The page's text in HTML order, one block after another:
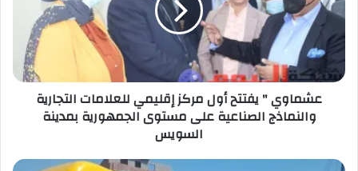
عشماوي " يفتتح أول مركز إقليمي للعلامات التجارية
والنماذج الصناعية على مستوى الجمهورية بمدينة
السويس